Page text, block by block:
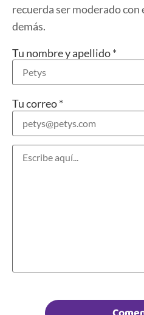
recuerda ser moderado con
demás.
Tu nombre y apellido*
Tu correo*